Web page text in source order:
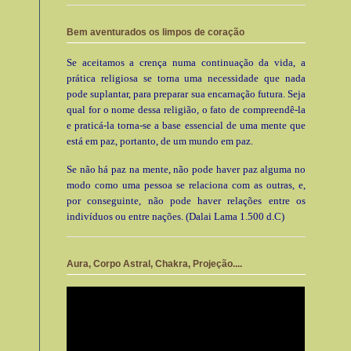
Bem aventurados os limpos de coração
Se aceitamos a crença numa continuação da vida, a
prática religiosa se torna uma necessidade que nada
pode suplantar, para preparar sua encarnação futura. Seja
qual for o nome dessa religião, o fato de compreendê-la
e praticá-la torna-se a base essencial de uma mente que
está em paz, portanto, de um mundo em paz.
Se não há paz na mente, não pode haver paz alguma no
modo como uma pessoa se relaciona com as outras, e,
por conseguinte, não pode haver relações entre os
indivíduos ou entre nações. (Dalai Lama 1.500 d.C)
Aura, Corpo Astral, Chakra, Projeção....